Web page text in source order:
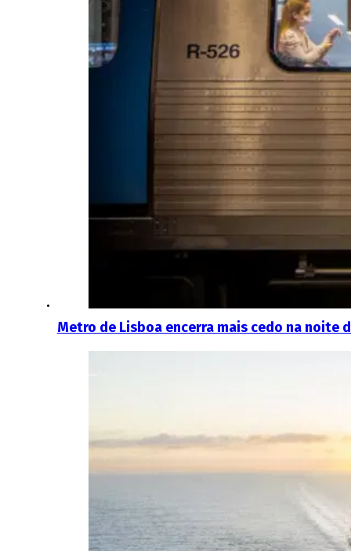
Metro de Lisboa encerra mais cedo na noite